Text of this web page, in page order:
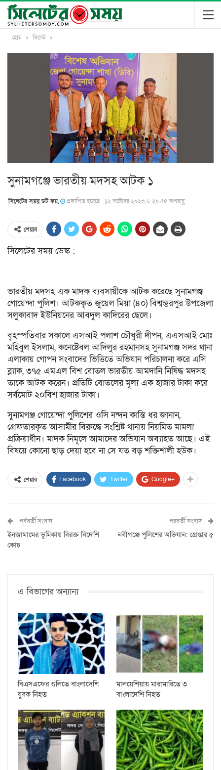
হোম সিলেট
সুনামগঞ্জে ভারতীয় মদসহ আটক ১
সিলেটের সময় ডট কম, প্রকাশিত হয়েছে : ১২ অক্টোবর ২০২৩, ৮:২৯:৫৫ অপরাহ্ণ
শেয়ার
সিলেটের সময় ডেস্ক :
ভারতীয় মদসহ এক মাদক ব্যবসায়ীকে আটক করেছে সুনামগঞ্জ
গোয়েন্দা পুলিশ। আটককৃত জুয়েল মিয়া (৪০) বিশ্বম্ভরপুর উপজেলা
সলুকাবাদ ইউনিয়নের আবদুল কাদিরের ছেলে।
বৃহস্পতিবার সকালে এসআই পলাশ চৌধুরী দীপন, এএসআই মোঃ
মহিবুল ইসলাম, কনেষ্টেবল আদিলুর রহমানসহ সুনামগঞ্জ সদর থানা
এলাকায় গোপন সংবাদের ভিত্তিতে অভিযান পরিচালনা করে এসি
ব্ল্যাক, ৩৭৫ এমএল বিশ বোতল ভারতীয় আমদানি নিষিদ্ধ মদসহ
তাকে আটক করেন। প্রতিটি বোতলের মূল্য এক হাজার টাকা করে
সর্বমোট ২০বিশ হাজার টাকা।
সুনামগঞ্জ গোয়েন্দা পুলিশের ওসি নন্দন কান্তি ধর জানান,
গ্রেফতারকৃত আসামীর বিরুদ্ধে সংশ্লিষ্ট থানায় নিয়মিত মামলা
প্রক্রিয়াধীন। মাদক নিমূলে আমাদের অভিযান অব্যাহত আছে। এই
বিষয়ে কোনো ছাড় দেয়া হবে না সে যত বড় শক্তিশালী হউক।
শেয়ার Facebook Twitter Google+
পূর্ববর্তী সংবাদ
ইনজামামের ভূমিকায় বিরক্ত বিদেশি
কোচ
পরবর্তী সংবাদ
নবীগঞ্জে পুলিশের অভিযান: গ্রেপ্তার ৫
এ বিভাগের অন্যান্য
বিএসএফের গুলিতে বাংলাদেশি
যুবক নিহত
মালয়েশিয়ায় মারামারিতে ৩
বাংলাদেশি নিহত